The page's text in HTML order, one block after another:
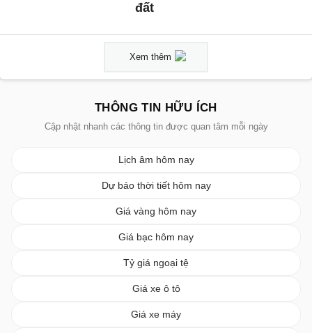
đất
Xem thêm
THÔNG TIN HỮU ÍCH
Cập nhật nhanh các thông tin được quan tâm mỗi ngày
Lịch âm hôm nay
Dự báo thời tiết hôm nay
Giá vàng hôm nay
Giá bạc hôm nay
Tỷ giá ngoại tệ
Giá xe ô tô
Giá xe máy